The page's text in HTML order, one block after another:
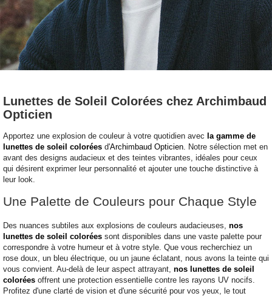
Lunettes de Soleil Colorées chez Archimbaud
Opticien
Apportez une explosion de couleur à votre quotidien avec la gamme de
lunettes de soleil colorées d'Archimbaud Opticien. Notre sélection met en
avant des designs audacieux et des teintes vibrantes, idéales pour ceux
qui désirent exprimer leur personnalité et ajouter une touche distinctive à
leur look.
Une Palette de Couleurs pour Chaque Style
Des nuances subtiles aux explosions de couleurs audacieuses, nos
lunettes de soleil colorées sont disponibles dans une vaste palette pour
correspondre à votre humeur et à votre style. Que vous recherchiez un
rose doux, un bleu électrique, ou un jaune éclatant, nous avons la teinte qui
vous convient. Au-delà de leur aspect attrayant, nos lunettes de soleil
colorées offrent une protection essentielle contre les rayons UV nocifs.
Profitez d'une clarté de vision et d'une sécurité pour vos yeux, le tout